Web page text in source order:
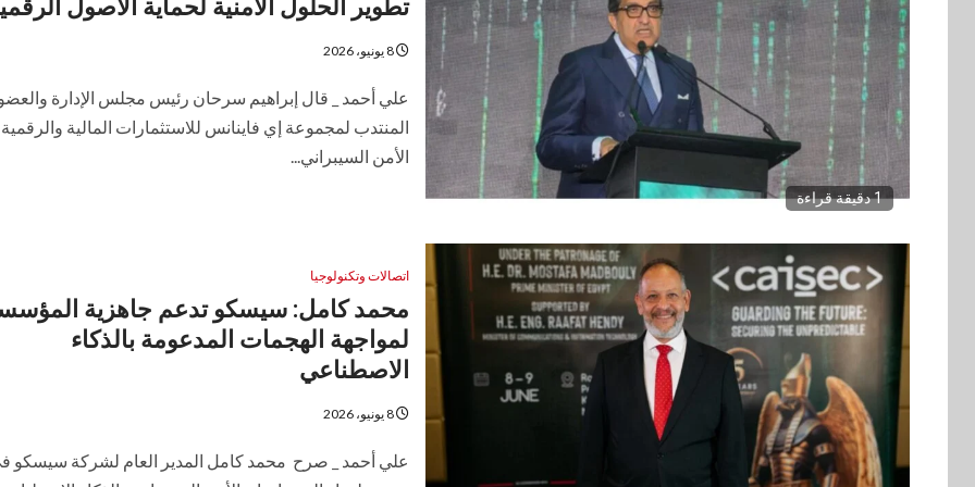
1 دقيقة قراءة
تطوير الحلول الأمنية لحماية الأصول
8 يونيو، 2026
علي أحمد _ قال إبراهيم سرحان رئيس مجلس الإدارة
المنتدب لمجموعة إي فاينانس للاستثمارات المالية
الأمن السيبراني...
اتصالات وتكنولوجيا
محمد كامل: سيسكو تدعم جاهزية
لمواجهة الهجمات المدعومة بالذكاء
الاصطناعي
8 يونيو، 2026
علي أحمد _ صرح محمد كامل المدير العام لشركة سيسكو